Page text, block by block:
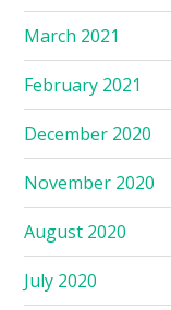
March 2021
February 2021
December 2020
November 2020
August 2020
July 2020